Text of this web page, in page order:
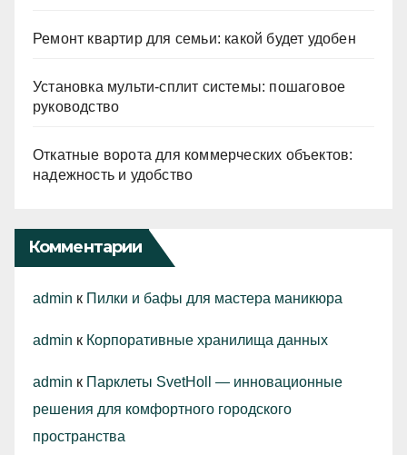
Ремонт квартир для семьи: какой будет удобен
Установка мульти-сплит системы: пошаговое
руководство
Откатные ворота для коммерческих объектов:
надежность и удобство
Комментарии
admin к Пилки и бафы для мастера маникюра
admin к Корпоративные хранилища данных
admin к Парклеты SvetHoll — инновационные
решения для комфортного городского
пространства